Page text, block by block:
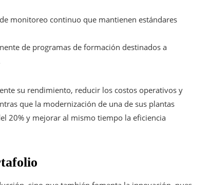
monitoreo continuo que mantienen estándares
de programas de formación destinados a
su rendimiento, reducir los costos operativos y
que la modernización de una de sus plantas
20% y mejorar al mismo tiempo la eficiencia